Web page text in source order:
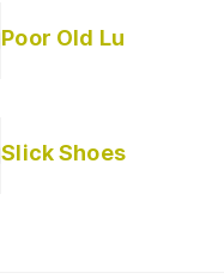
Poor Old Lu
Slick Shoes